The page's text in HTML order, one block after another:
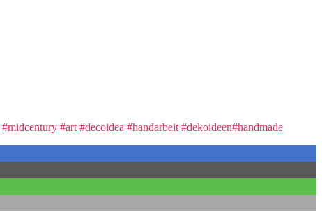
#midcentury #art #decoidea #handarbeit #dekoideen#handmade